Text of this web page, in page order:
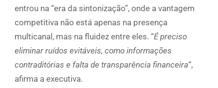
entrou na “era da sintonização”, onde a vantagem
competitiva não está apenas na presença
multicanal, mas na fluidez entre eles. “É preciso
eliminar ruídos evitáveis, como informações
contraditórias e falta de transparência financeira“,
afirma a executiva.